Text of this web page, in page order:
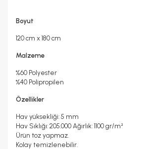
2, 16
Boyut
120 cm x 180 cm
Malzeme
%60 Polyester
%40 Polipropilen
Özellikler
Hav yüksekliği: 5 mm
Hav Sıklığı: 205.000 Ağırlık: 1100 gr/m²
Ürün toz yapmaz.
Kolay temizlenebilir.